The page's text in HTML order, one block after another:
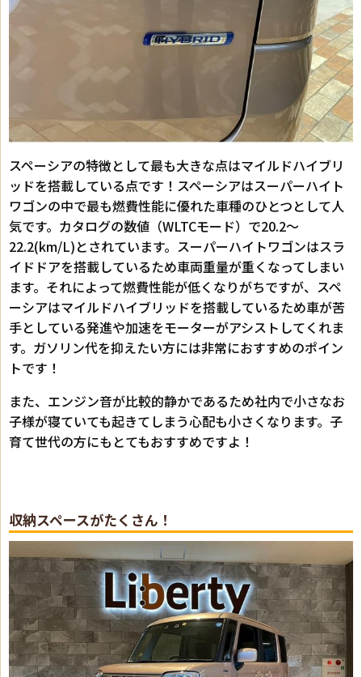
スペーシアの特徴として最も大きな点はマイルドハイブリ
ッドを搭載している点です！スペーシアはスーパーハイト
ワゴンの中で最も燃費性能に優れた車種のひとつとして人
気です。カタログの数値（WLTCモード）で20.2～
22.2(km/L)とされています。スーパーハイトワゴンはスラ
イドドアを搭載しているため車両重量が重くなってしまい
ます。それによって燃費性能が低くなりがちですが、スペ
ーシアはマイルドハイブリッドを搭載しているため車が苦
手としている発進や加速をモーターがアシストしてくれま
す。ガソリン代を抑えたい方には非常におすすめのポイン
トです！
また、エンジン音が比較的静かであるため社内で小さなお
子様が寝ていても起きてしまう心配も小さくなります。子
育て世代の方にもとてもおすすめですよ！
収納スペースがたくさん！